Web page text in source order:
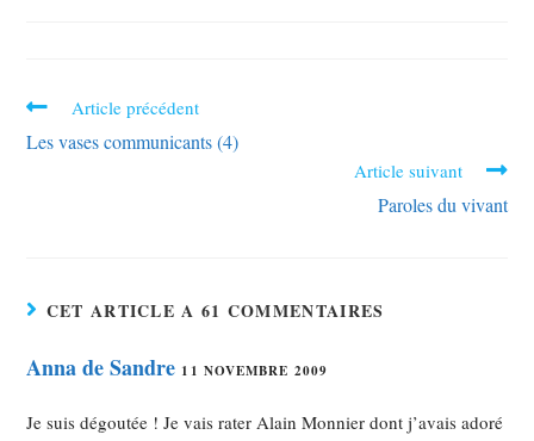
Article précédent
Les vases communicants (4)
Article suivant
Paroles du vivant
CET ARTICLE A 61 COMMENTAIRES
Anna de Sandre 11 NOVEMBRE 2009
Je suis dégoutée ! Je vais rater Alain Monnier dont j’avais adoré